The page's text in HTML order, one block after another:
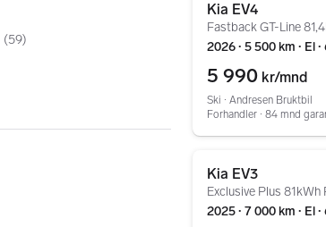
(59)
Kia EV4
Fastback GT-Line
2026 ∙ 5 500 km ∙ El
5 990 kr/mnd
Ski ∙ Andresen Bruktbil
Forhandler ∙ 84 mnd
Kia EV3
Exclusive Plus
2025 ∙ 7 000 km ∙ El